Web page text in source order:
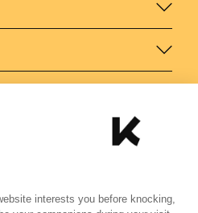
interests you before knocking,